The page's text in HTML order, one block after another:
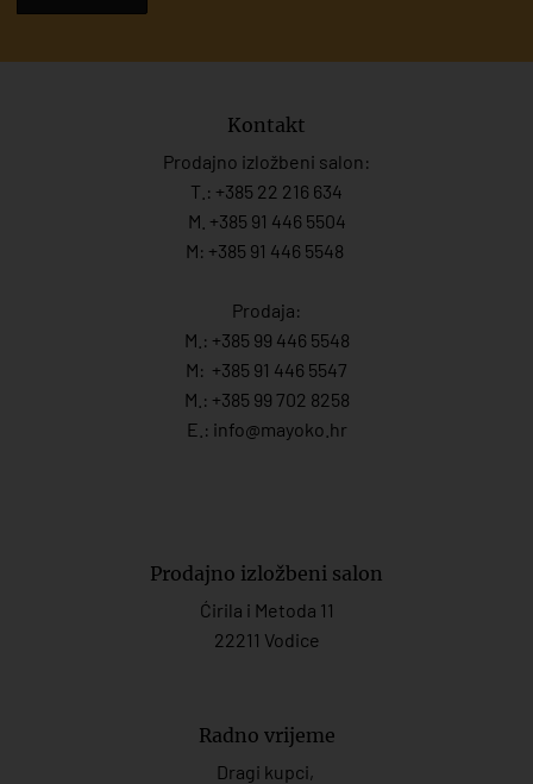
Kontakt
Prodajno izložbeni salon:
T.: +385 22 216 634
M. +385 91 446 5504
M: +385 91 446 5548
Prodaja:
M.: +385 99 446 5548
M: +385 91 446 5547
M.: +385 99 702 8258
E.: info@mayoko. hr
Prodajno izložbeni salon
Ćirila i Metoda 11
22211 Vodice
Radno vrijeme
Dragi kupci,